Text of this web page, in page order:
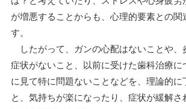
が増悪することからも、心理的要素との関
す。
したがって、ガンの心配はないことや、
症状がないこと、以前に受けた歯科治療に
に見て特に問題ないことなどを、理論的に
と、気持ちが楽になったり、症状が緩解